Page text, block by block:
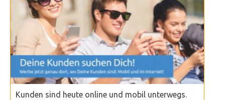
Kunden sind heute online und mobil unterwegs.